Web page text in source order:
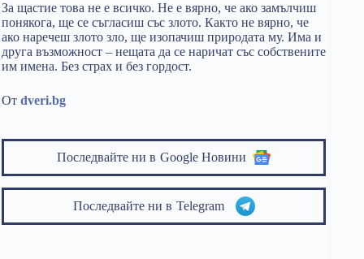
За щастие това не е всичко. Не е вярно, че ако замълчиш
понякога, ще се съгласиш със злото. Както не вярно, че
ако наречеш злото зло, ще изопачиш природата му. Има и
друга възможност – нещата да се наричат със собствените
им имена. Без страх и без гордост.
От dveri.bg
Последвайте ни в Google Новини
Последвайте ни в Telegram